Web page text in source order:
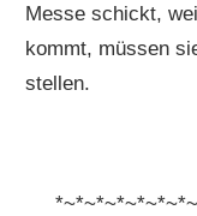
Messe schickt,
kommt, müssen
stellen.